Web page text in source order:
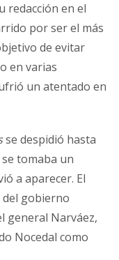
redacción en el
por ser el más
de evitar
en varias
un atentado en
se despidió hasta
tomaba un
a aparecer. El
del gobierno
general Narváez,
Nocedal como